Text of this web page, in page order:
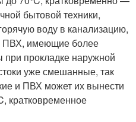
бытовой техники,
воду в канализацию,
ПВХ, имеющие более
прокладке наружной
уже смешанные, так
и ПВХ может их вынести
кратковременное